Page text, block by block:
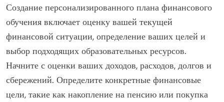
Создание персонализированного плана финансового
обучения включает оценку вашей текущей
финансовой ситуации, определение ваших целей и
выбор подходящих образовательных ресурсов.
Начните с оценки ваших доходов, расходов, долгов и
сбережений. Определите конкретные финансовые
цели, такие как накопление на пенсию или покупка